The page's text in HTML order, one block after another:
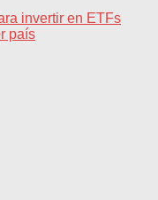
invertir en ETFs
país